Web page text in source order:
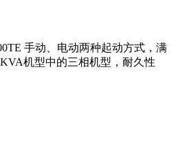
手动、电动两种起动方式，满
机型中的三相机型，耐久性